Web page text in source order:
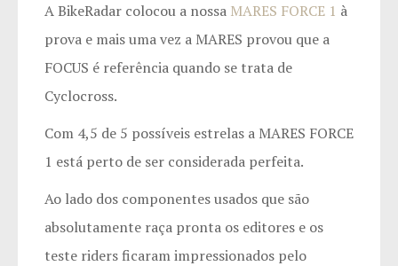
A BikeRadar colocou a nossa MARES FORCE 1 à
prova e mais uma vez a MARES provou que a
FOCUS é referência quando se trata de
Cyclocross.
Com 4,5 de 5 possíveis estrelas a MARES FORCE
1 está perto de ser considerada perfeita.
Ao lado dos componentes usados que são
absolutamente raça pronta os editores e os
teste riders ficaram impressionados pelo